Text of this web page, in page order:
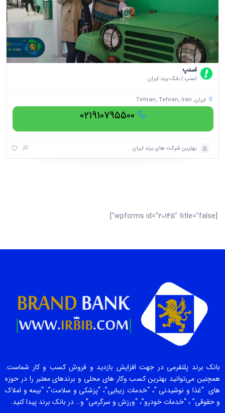
اسنپ
اسنپ | بانک برند ایران
ایران, Tehran, Tehran, Iran
021910795500
بهترین شرکت های برند ایران
[wpforms id="20145" title="false"]
بانک برند پلتفرمی در جهت افزایش بازدید و فروش کسب و کار شماست.
همچنین می‌توانید بهترین کسب وکار های محلی و برندهای معتبر را در حوزه
های “غذا و نوشیدنی “، “خدمات زیبایی”، “پزشکی و سلامت”، “بیمه و املاک
و حقوقی” ، “خدمات خودرو”، “ورزش و سرگرمی” و… در بانک برند پیدا کنید.